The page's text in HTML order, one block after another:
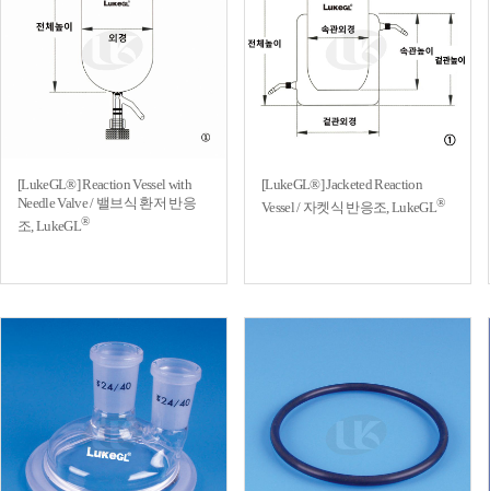
[LukeGL®] Reaction Vessel with
Needle Valve / 밸브식 환저 반응
조, LukeGL®
[LukeGL®] Jacketed Reaction
Vessel / 자켓식 반응조, LukeGL®